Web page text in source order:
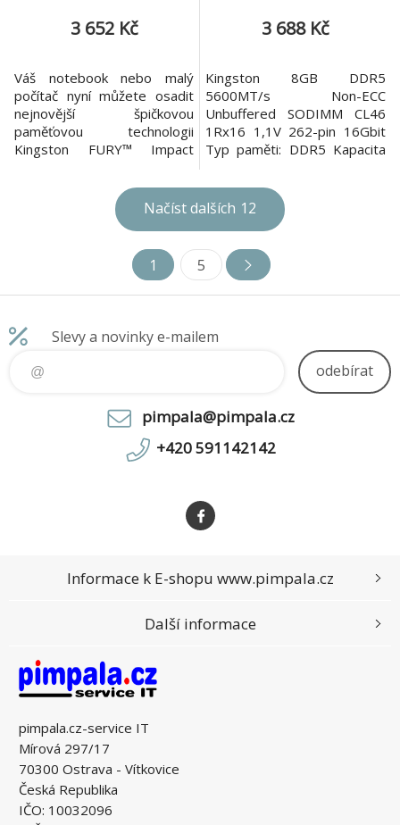
3 652 Kč
Váš notebook nebo malý
počítač nyní můžete osadit
nejnovější špičkovou
paměťovou technologii
Kingston FURY™ Impact
certifikovaná pro Intel® XMP
3.0 s kapacitou až 64 GB –
paměť Kingston FURY
všechny vylepšené funkce
DDR5 v tenkém a
kompaktním provedení.
přetaktování Plug N Play
3 688 Kč
Kingston 8GB DDR5
5600MT/s Non-ECC
Unbuffered SODIMM CL46
1Rx16 1,1V 262-pin 16Gbit
Typ paměti: DDR5 Kapacita
balení: 1x 8GB Rychlost:
5600MT/s Časování: CL46
Napětí: 1,1V Provozní
Načíst dalších 12
1 5
Slevy a novinky e-mailem
odebírat
pimpala@pimpala.cz
+420 591142142
pimpala.cz-service IT
Mírová 297/17
70300 Ostrava - Vítkovice
Česká Republika
IČO: 10032096
Informace k E-shopu www.pimpala.cz
Další informace